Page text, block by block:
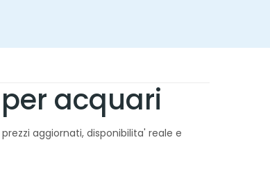
per acquari
prezzi aggiornati, disponibilita' reale e